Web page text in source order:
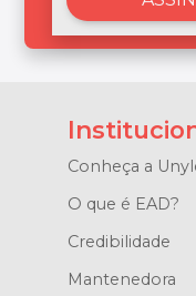
Conheça a
O que é EAD?
Credibilidade
Mantenedora